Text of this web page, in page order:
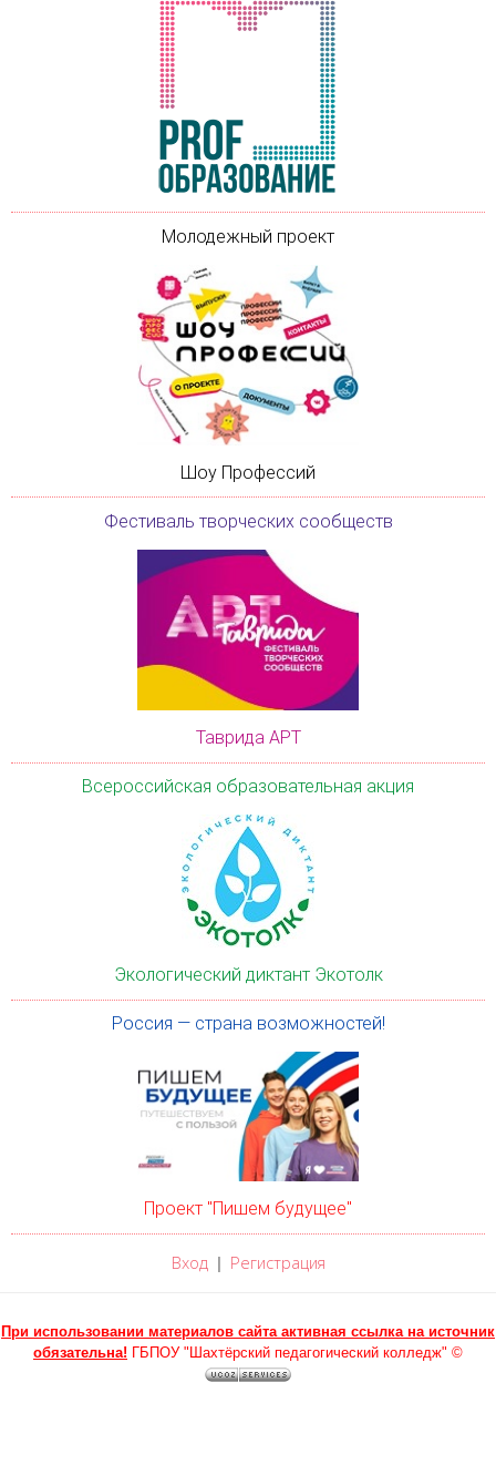
Молодежный проект
Шоу Профессий
Фестиваль творческих сообществ
Таврида АРТ
Всероссийская образовательная акция
Экологический диктант Экотолк
Россия — страна возможностей!
Проект "Пишем будущее"
Вход| Регистрация
При использовании материалов сайта активная ссылка на источник
обязательна! ГБПОУ "Шахтёрский педагогический колледж" ©